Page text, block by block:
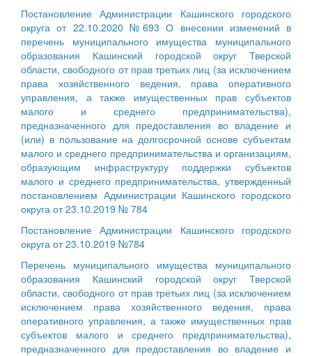
Постановление Администрации Кашинского городского
округа от 22.10.2020 №693 О внесении изменений в
перечень муниципального имущества муниципального
образования Кашинский городской округ Тверской
области, свободного от прав третьих лиц (за исключением
права хозяйственного ведения, права оперативного
управления, а также имущественных прав субъектов
малого и среднего предпринимательства),
предназначенного для предоставления во владение и
(или) в пользование на долгосрочной основе субъектам
малого и среднего предпринимательства и организациям,
образующим инфраструктуру поддержки субъектов
малого и среднего предпринимательства, утвержденный
постановлением Администрации Кашинского городского
округа от 23.10.2019 № 784
Постановление Администрации Кашинского городского
округа от 23.10.2019 №784
Перечень муниципального имущества муниципального
образования Кашинский городской округ Тверской
области, свободного от прав третьих лиц (за исключением
исключением права хозяйственного ведения, права
оперативного управления, а также имущественных прав
субъектов малого и среднего предпринимательства),
предназначенного для предоставления во владение и